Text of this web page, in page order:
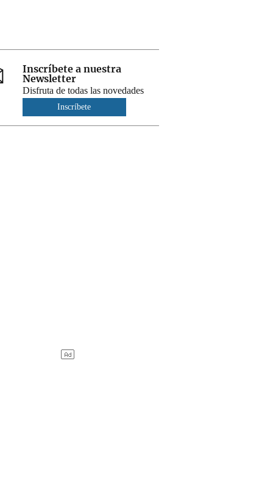
Inscríbete a nuestra
Newsletter
Disfruta de todas las novedades
Inscríbete